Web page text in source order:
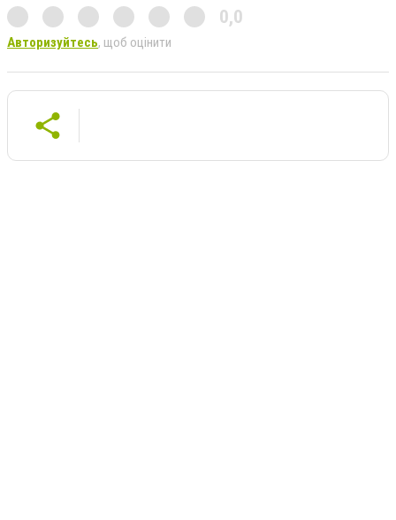
0,0
Авторизуйтесь, щоб оцінити